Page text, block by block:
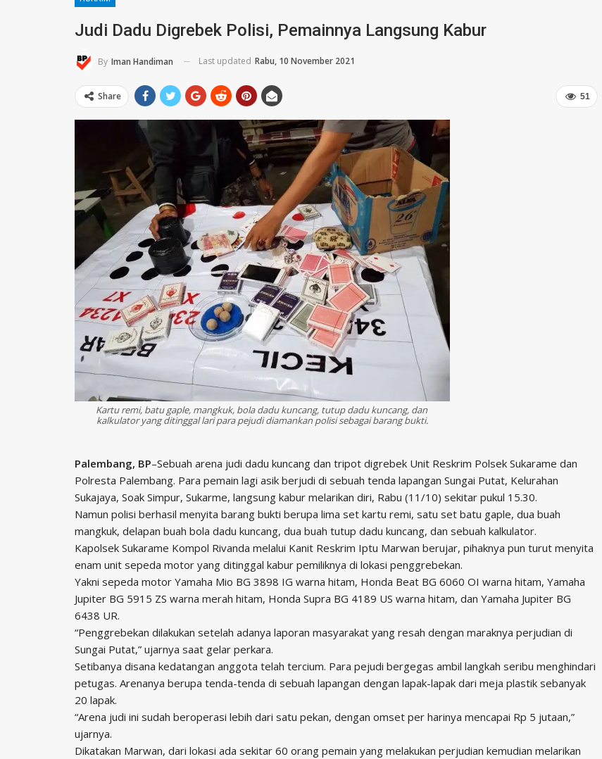
Judi Dadu Digrebek Polisi, Pemainnya Langsung Kabur
By Iman Handiman Last updated Rabu, 10 November 2021
51
Share
Kartu remi, batu gaple, mangkuk, bola dadu kuncang, tutup dadu kuncang, dan
kalkulator yang ditinggal lari para pejudi diamankan polisi sebagai barang bukti.
Palembang, BP–Sebuah arena judi dadu kuncang dan tripot digrebek Unit Reskrim Polsek Sukarame dan
Polresta Palembang. Para pemain lagi asik berjudi di sebuah tenda lapangan Sungai Putat, Kelurahan
Sukajaya, Soak Simpur, Sukarme, langsung kabur melarikan diri, Rabu (11/10) sekitar pukul 15.30.
Namun polisi berhasil menyita barang bukti berupa lima set kartu remi, satu set batu gaple, dua buah
mangkuk, delapan buah bola dadu kuncang, dua buah tutup dadu kuncang, dan sebuah kalkulator.
Kapolsek Sukarame Kompol Rivanda melalui Kanit Reskrim Iptu Marwan berujar, pihaknya pun turut menyita
enam unit sepeda motor yang ditinggal kabur pemiliknya di lokasi penggrebekan.
Yakni sepeda motor Yamaha Mio BG 3898 IG warna hitam, Honda Beat BG 6060 OI warna hitam, Yamaha
Jupiter BG 5915 ZS warna merah hitam, Honda Supra BG 4189 US warna hitam, dan Yamaha Jupiter BG
6438 UR.
“Penggrebekan dilakukan setelah adanya laporan masyarakat yang resah dengan maraknya perjudian di
Sungai Putat,” ujarnya saat gelar perkara.
Setibanya disana kedatangan anggota telah tercium. Para pejudi bergegas ambil langkah seribu menghindari
petugas. Arenanya berupa tenda-tenda di sebuah lapangan dengan lapak-lapak dari meja plastik sebanyak
20 lapak.
“Arena judi ini sudah beroperasi lebih dari satu pekan, dengan omset per harinya mencapai Rp 5 jutaan,”
ujarnya.
Dikatakan Marwan, dari lokasi ada sekitar 60 orang pemain yang melakukan perjudian kemudian melarikan